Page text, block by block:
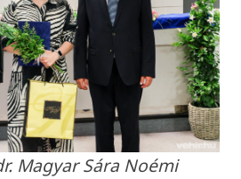
Magyar Sára Noémi